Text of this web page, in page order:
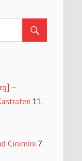
–
11.
Cinimini 7.